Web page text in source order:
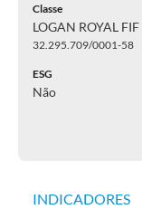
Classe
LOGAN ROYAL
32.295.709/0001-58
ESG
Não
INDICADORES